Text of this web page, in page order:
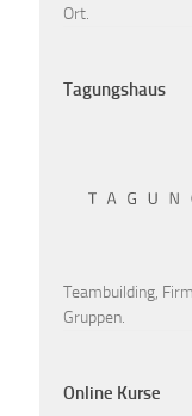
Ort.
Tagungshaus
Teambuilding,
Gruppen.
Online Kurse